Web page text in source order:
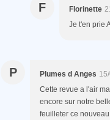
F Florinette
Je t'en prie
P Plumes d Anges
Cette revue a l'air
encore sur notre
feuilleter ce